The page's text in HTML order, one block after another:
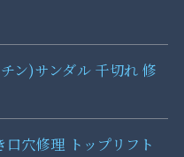
ン)サンダル 千切れ 修
穴修理 トップリフト